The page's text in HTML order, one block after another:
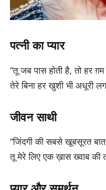
पत्नी का प्यार
“तू जब पास होती है, तो हर ग़म
तेरे बिना हर खुशी भी अधूरी
जीवन साथी
“जिंदगी की सबसे खूबसूरत
तू मेरे लिए एक ख़ास ख्वाब की